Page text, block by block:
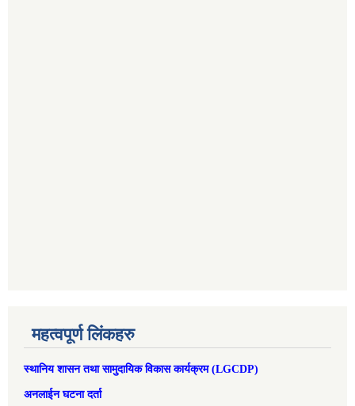
महत्वपूर्ण लिंकहरु
स्थानिय शासन तथा सामुदायिक विकास कार्यक्रम (LGCDP)
अनलाईन घटना दर्ता